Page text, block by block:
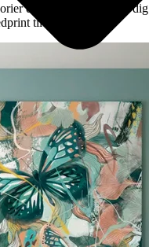
der gør det lettere for dig
til dig selv.